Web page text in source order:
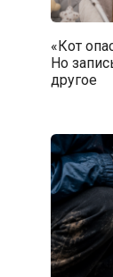
«Кот
Но
другое